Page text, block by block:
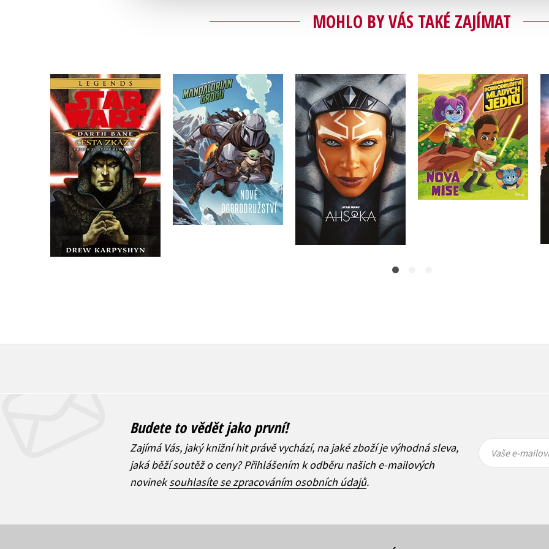
MOHLO BY VÁS TAKÉ ZAJÍMAT
Star Wars - Darth Bane
1. Cesta zkázy
Drew Karpyshyn
Do košíku
399 Kč
319 Kč
Star Wars -
Mandalorian a Grogu -
Nové dobrodružství
Kolektiv
Do košíku
Star Wars - Ahsoka
S. T. Bende
Do košíku
299 Kč
239 Kč
Star Wars -
Dobrodružství mladých
Jediů - Nová mise
Kolektiv
Budete to vědět jako první!
Zajímá Vás, jaký knižní hit právě vychází, na jaké zboží je výhodná sleva,
jaká běží soutěž o ceny? Přihlášením k odběru našich e-mailových
novineksouhlasíte se zpracováním osobních údajů.
mailová
mailová
Vaše e-